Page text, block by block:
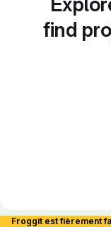
find
Froggit est fièrement